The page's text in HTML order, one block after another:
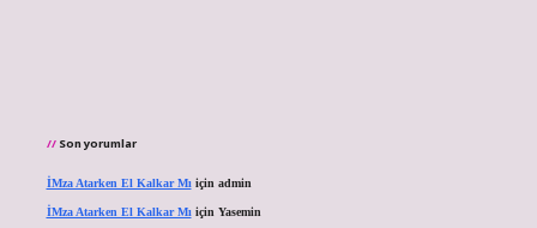
Son yorumlar
İMza Atarken El Kalkar Mıiçin admin
İMza Atarken El Kalkar Mıiçin Yasemin